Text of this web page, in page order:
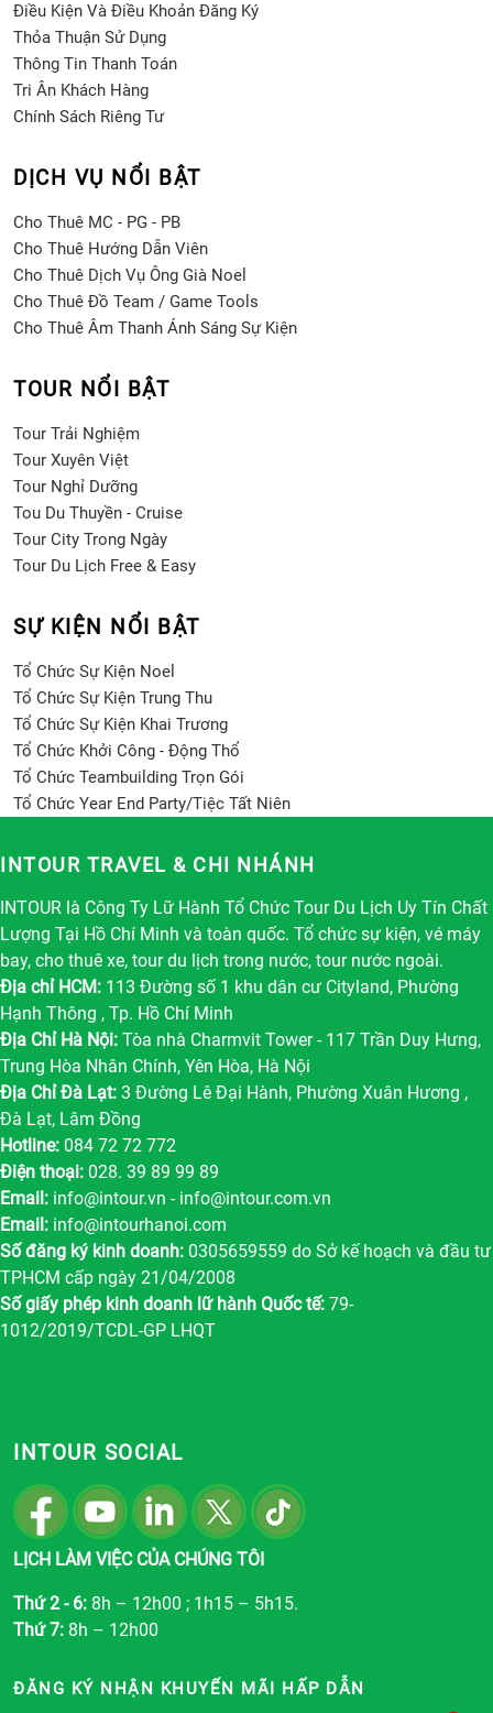
Điều Kiện Và Điều Khoản Đăng Ký
Thỏa Thuận Sử Dụng
Thông Tin Thanh Toán
Tri Ân Khách Hàng
Chính Sách Riêng Tư
DỊCH VỤ NỔI BẬT
Cho Thuê MC - PG - PB
Cho Thuê Hướng Dẫn Viên
Cho Thuê Dịch Vụ Ông Già Noel
Cho Thuê Đồ Team / Game Tools
Cho Thuê Âm Thanh Ánh Sáng Sự Kiện
TOUR NỔI BẬT
Tour Trải Nghiệm
Tour Xuyên Việt
Tour Nghỉ Dưỡng
Tou Du Thuyền - Cruise
Tour City Trong Ngày
Tour Du Lịch Free & Easy
SỰ KIỆN NỔI BẬT
Tổ Chức Sự Kiện Noel
Tổ Chức Sự Kiện Trung Thu
Tổ Chức Sự Kiện Khai Trương
Tổ Chức Khởi Công - Động Thổ
Tổ Chức Teambuilding Trọn Gói
Tổ Chức Year End Party/Tiệc Tất Niên
INTOUR TRAVEL & CHI NHÁNH
INTOUR là Công Ty Lữ Hành Tổ Chức Tour Du Lịch Uy Tín Chất
Lượng Tại Hồ Chí Minh và toàn quốc. Tổ chức sự kiện, vé máy
bay, cho thuê xe, tour du lịch trong nước, tour nước ngoài.
Địa chỉ HCM: 113 Đường số 1 khu dân cư Cityland, Phường
Hạnh Thông , Tp. Hồ Chí Minh
Địa Chỉ Hà Nội: Tòa nhà Charmvit Tower - 117 Trần Duy Hưng,
Trung Hòa Nhân Chính, Yên Hòa, Hà Nội
Địa Chỉ Đà Lạt: 3 Đường Lê Đại Hành, Phường Xuân Hương ,
Đà Lạt, Lâm Đồng
Hotline: 084 72 72 772
Điện thoại: 028. 39 89 99 89
Email: info@intour.vn - info@intour.com.vn
Email: info@intourhanoi.com
Số đăng ký kinh doanh: 0305659559 do Sở kế hoạch và đầu tư
TPHCM cấp ngày 21/04/2008
Số giấy phép kinh doanh lữ hành Quốc tế: 79-
1012/2019/TCDL-GP LHQT
INTOUR SOCIAL
LỊCH LÀM VIỆC CỦA CHÚNG TÔI
Thứ 2 - 6: 8h – 12h00 ; 1h15 – 5h15.
Thứ 7: 8h – 12h00
ĐĂNG KÝ NHẬN KHUYẾN MÃI HẤP DẪN